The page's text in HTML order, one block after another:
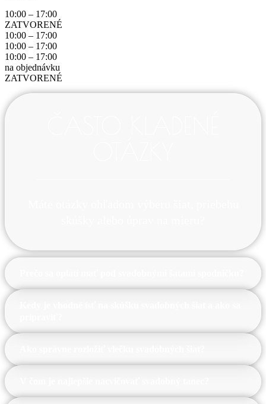
10:00 – 17:00
ZATVORENÉ
10:00 – 17:00
10:00 – 17:00
10:00 – 17:00
na objednávku
ZATVORENÉ